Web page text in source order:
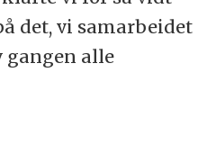
det, vi samarbeidet
gangen alle